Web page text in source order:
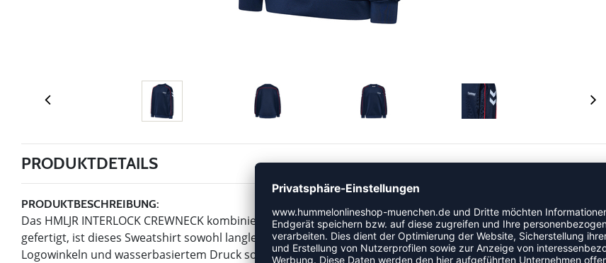
PRODUKTDETAILS
PRODUKTBESCHREIBUNG:
Das HMLJR INTERLOCK CREWNECK kombiniert Funktionalität und Stil. Aus Interlock-Material mit weichem Griff
gefertigt, ist dieses Sweatshirt sowohl langlebig als auch bequem. Das klassische hummel-Design mit
Logowinkeln und wasserbasiertem Druck sorgt für einen zeitlosen Look, ideal für Schule und Freizeit.